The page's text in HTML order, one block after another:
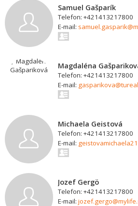
Samuel Gašparík
Telefon: +421413217800
E-mail:
Magdaléna
Telefon: +421413217800
E-mail:
Michaela Geistová
Telefon: +421413217800
E-mail:
Jozef Gergö
Telefon: +421413217800
E-mail: